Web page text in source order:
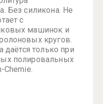
Без силикона. Не
с
машинок и
кругов.
даётся только при
полировальных